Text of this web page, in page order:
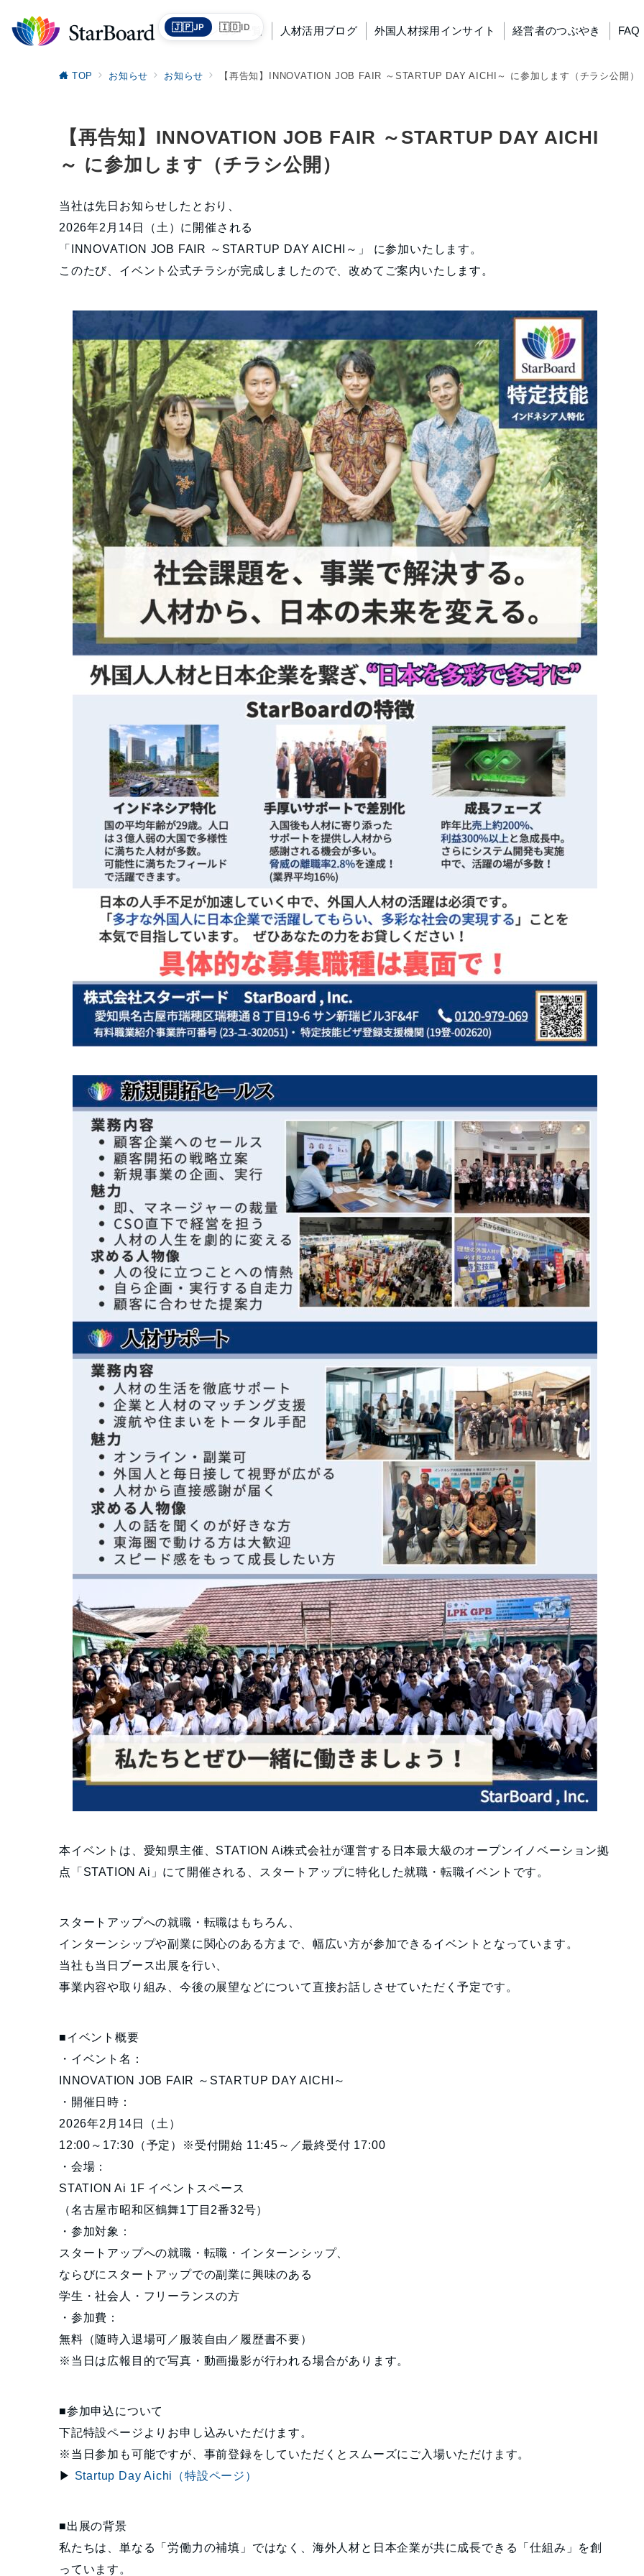
ソリューション一覧 人材活用ブログ 外国人材採用インサイト 経営者のつぶやき FAQ
TOP お知らせ お知らせ 【再告知】INNOVATION JOB FAIR ～STARTUP DAY AICHI～ に参加します（チラシ公開）
【再告知】INNOVATION JOB FAIR ～STARTUP DAY AICHI
～ に参加します（チラシ公開）
当社は先日お知らせしたとおり、
2026年2月14日（土）に開催される
「INNOVATION JOB FAIR ～STARTUP DAY AICHI～」 に参加いたします。
このたび、イベント公式チラシが完成しましたので、改めてご案内いたします。
本イベントは、愛知県主催、STATION Ai株式会社が運営する日本最大級のオープンイノベーション拠
点「STATION Ai」にて開催される、スタートアップに特化した就職・転職イベントです。
スタートアップへの就職・転職はもちろん、
インターンシップや副業に関心のある方まで、幅広い方が参加できるイベントとなっています。
当社も当日ブース出展を行い、
事業内容や取り組み、今後の展望などについて直接お話しさせていただく予定です。
■イベント概要
・イベント名：
INNOVATION JOB FAIR ～STARTUP DAY AICHI～
・開催日時：
2026年2月14日（土）
12:00～17:30（予定）※受付開始 11:45～／最終受付 17:00
・会場：
STATION Ai 1F イベントスペース
（名古屋市昭和区鶴舞1丁目2番32号）
・参加対象：
スタートアップへの就職・転職・インターンシップ、
ならびにスタートアップでの副業に興味のある
学生・社会人・フリーランスの方
・参加費：
無料（随時入退場可／服装自由／履歴書不要）
※当日は広報目的で写真・動画撮影が行われる場合があります。
■参加申込について
下記特設ページよりお申し込みいただけます。
※当日参加も可能ですが、事前登録をしていただくとスムーズにご入場いただけます。
▶ Startup Day Aichi（特設ページ）
■出展の背景
私たちは、単なる「労働力の補填」ではなく、海外人材と日本企業が共に成長できる「仕組み」を創
っています。
🇯🇵JP 🇮🇩ID